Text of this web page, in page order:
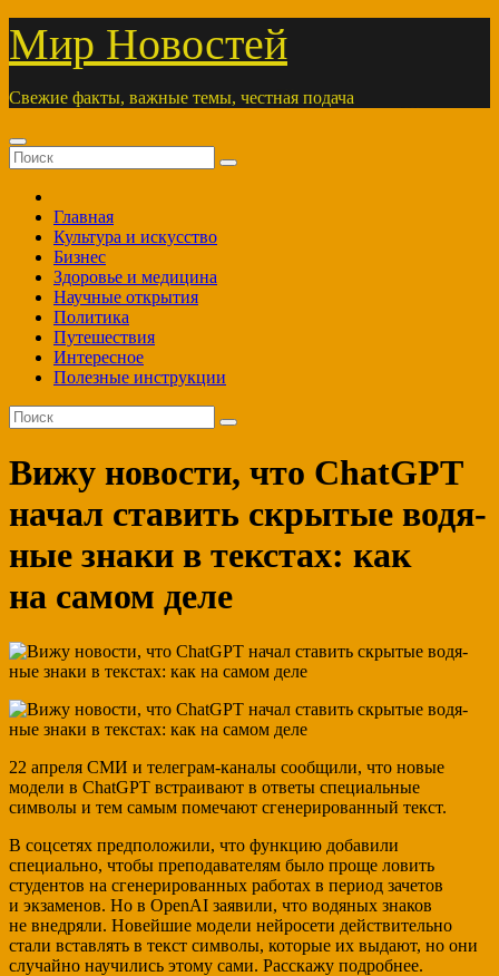
Перейти
содержимому
Мир Новостей
Свежие факты, важные темы, честная подача
Главная
Культура и искусство
Бизнес
Здоровье и медицина
Научные открытия
Политика
Путешествия
Интересное
Полезные инструкции
Вижу новости, что ChatGPT
начал ста­вить скрытые водя­
ные знаки в текстах: как
на самом деле
22 апреля СМИ и телеграм-каналы сообщили, что новые
модели в ChatGPT встраивают в ответы специальные
символы и тем самым помечают сгенерированный текст.
В соцсетях предположили, что функцию добавили
специально, чтобы преподавателям было проще ловить
студентов на сгенерированных работах в период зачетов
и экзаменов. Но в OpenAI заявили, что водяных знаков
не внедряли. Новейшие модели нейросети действительно
стали вставлять в текст символы, которые их выдают, но они
случайно научились этому сами. Расскажу подробнее.